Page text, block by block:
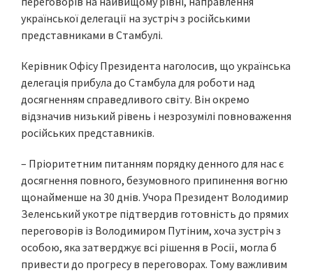
української делегації на зустріч з російськими
представниками в Стамбулі.
Керівник Офісу Президента наголосив, що українська
делегація прибула до Стамбула для роботи над
досягненням справедливого світу. Він окремо
відзначив низький рівень і незрозумілі повноваження
російських представників.
– Пріоритетним питанням порядку денного для нас є
досягнення повного, безумовного припинення вогню
щонайменше на 30 днів. Учора Президент Володимир
Зеленський укотре підтвердив готовність до прямих
переговорів із Володимиром Путіним, хоча зустріч з
особою, яка затверджує всі рішення в Росії, могла б
привести до прогресу в переговорах. Тому важливим